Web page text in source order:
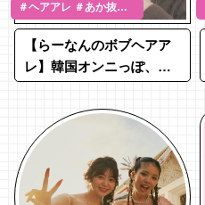
＃ヘアアレ ＃あか抜け
＃谷田ラナ
【らーなんのボブヘアア
レ】韓国オンニっぽ、ミ